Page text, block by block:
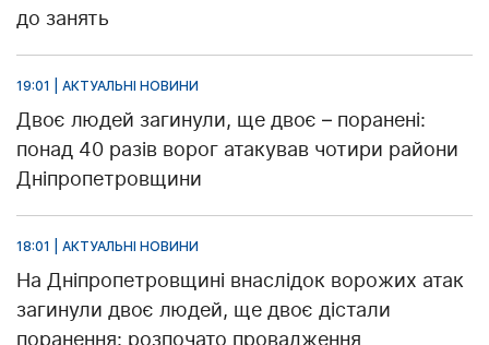
до занять
19:01 | АКТУАЛЬНІ НОВИНИ
Двоє людей загинули, ще двоє – поранені:
понад 40 разів ворог атакував чотири райони
Дніпропетровщини
18:01 | АКТУАЛЬНІ НОВИНИ
На Дніпропетровщині внаслідок ворожих атак
загинули двоє людей, ще двоє дістали
поранення: розпочато провадження